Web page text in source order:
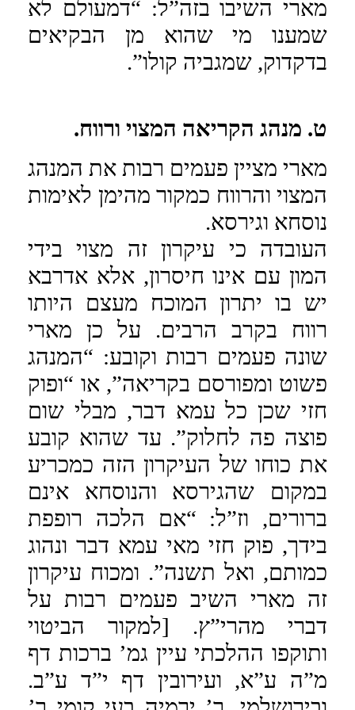
מארי השיבו בזה”ל: “דמעולם לא
שמענו מי שהוא מן הבקיאים
בדקדוק, שמגביה קולו”.
ט. מנהג הקריאה המצוי ורווח.
מארי מציין פעמים רבות את המנהג
המצוי והרווח כמקור מהימן לאימות
נוסחא וגירסא.
העובדה כי עיקרון זה מצוי בידי
המון עם אינו חיסרון, אלא אדרבא
יש בו יתרון המוכח מעצם היותו
רווח בקרב הרבים. על כן מארי
שונה פעמים רבות וקובע: “המנהג
פשוט ומפורסם בקריאה”, או “ופוק
חזי שכן כל עמא דבר, מבלי שום
פוצה פה לחלוק”. עד שהוא קובע
את כוחו של העיקרון הזה כמכריע
במקום שהגירסא והנוסחא אינם
ברורים, וז”ל: “אם הלכה רופפת
בידך, פוק חזי מאי עמא דבר ונהוג
כמותם, ואל תשנה”. ומכוח עיקרון
זה מארי השיב פעמים רבות על
דברי מהרי”ץ. [למקור הביטוי
ותוקפו ההלכתי עיין גמ’ ברכות דף
מ”ה ע”א, ועירובין דף י”ד ע”ב.